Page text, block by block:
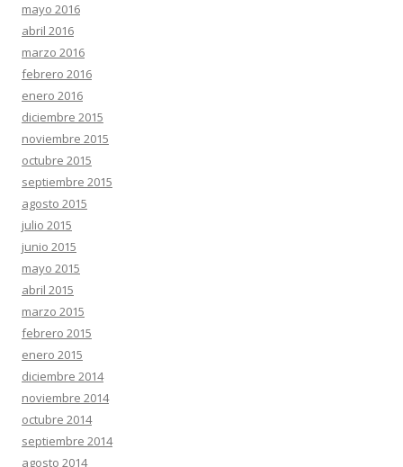
mayo 2016
abril 2016
marzo 2016
febrero 2016
enero 2016
diciembre 2015
noviembre 2015
octubre 2015
septiembre 2015
agosto 2015
julio 2015
junio 2015
mayo 2015
abril 2015
marzo 2015
febrero 2015
enero 2015
diciembre 2014
noviembre 2014
octubre 2014
septiembre 2014
agosto 2014